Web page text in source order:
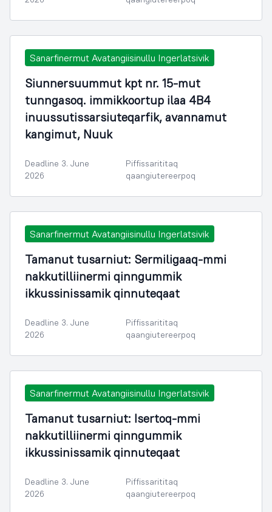
Sanarfinermut Avatangiisinullu Ingerlatsivik
Siunnersuummut kpt nr. 15-mut
tunngasoq. immikkoortup ilaa 4B4
inuussutissarsiuteqarfik, avannamut
kangimut, Nuuk
Deadline 3. June
2026
Piffissarititaq
qaangiutereerpoq
Sanarfinermut Avatangiisinullu Ingerlatsivik
Tamanut tusarniut: Sermiligaaq-mmi
nakkutilliinermi qinngummik
ikkussinissamik qinnuteqaat
Deadline 3. June
2026
Piffissarititaq
qaangiutereerpoq
Sanarfinermut Avatangiisinullu Ingerlatsivik
Tamanut tusarniut: Isertoq-mmi
nakkutilliinermi qinngummik
ikkussinissamik qinnuteqaat
Deadline 3. June
2026
Piffissarititaq
qaangiutereerpoq